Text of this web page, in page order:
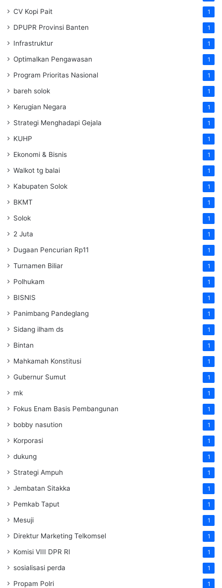
CV Kopi Pait 1
DPUPR Provinsi Banten 1
Infrastruktur 1
Optimalkan Pengawasan 1
Program Prioritas Nasional 1
bareh solok 1
Kerugian Negara 1
Strategi Menghadapi Gejala 1
KUHP 1
Ekonomi & Bisnis 1
Walkot tg balai 1
Kabupaten Solok 1
BKMT 1
Solok 1
2 Juta 1
Dugaan Pencurian Rp11 1
Turnamen Biliar 1
Polhukam 1
BISNIS 1
Panimbang Pandeglang 1
Sidang ilham ds 1
Bintan 1
Mahkamah Konstitusi 1
Gubernur Sumut 1
mk 1
Fokus Enam Basis Pembangunan 1
bobby nasution 1
Korporasi 1
dukung 1
Strategi Ampuh 1
Jembatan Sitakka 1
Pemkab Taput 1
Mesuji 1
Direktur Marketing Telkomsel 1
Komisi VIII DPR RI 1
sosialisasi perda 1
Propam Polri 1